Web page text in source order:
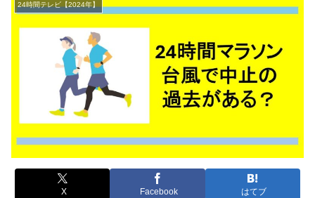
24時間テレビ【2024年】
X Facebook はてブ